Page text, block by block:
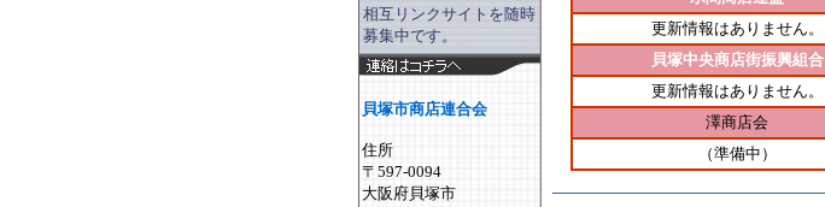
相互リンクサイトを随時
募集中です。
貝塚市商店連合会
住所
〒597-0094
大阪府貝塚市
更新情報はありません。
貝塚中央商店街振興組合
更新情報はありません。
澤商店会
（準備中）